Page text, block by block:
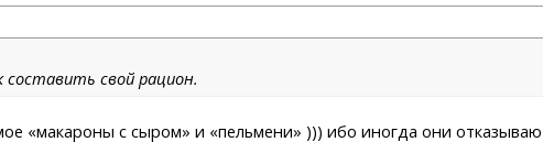
составить свой рацион.
«макароны с сыром» и «пельмени» ))) ибо иногда они